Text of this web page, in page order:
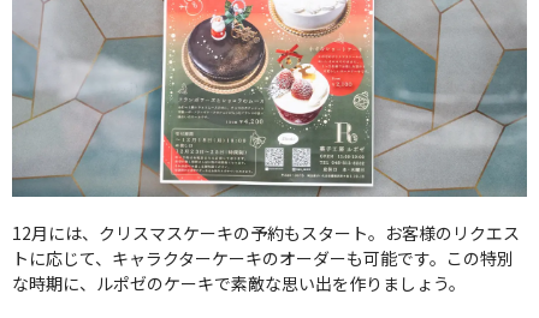
12月には、クリスマスケーキの予約もスタート。お客様のリクエス
トに応じて、キャラクターケーキのオーダーも可能です。この特別
な時期に、ルポゼのケーキで素敵な思い出を作りましょう。